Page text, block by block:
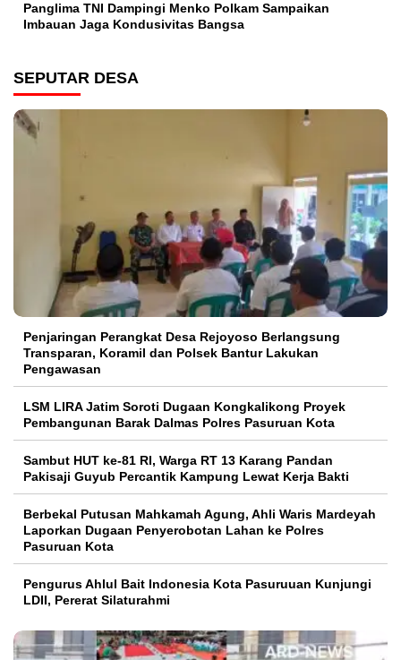
Panglima TNI Dampingi Menko Polkam Sampaikan
Imbauan Jaga Kondusivitas Bangsa
SEPUTAR DESA
Penjaringan Perangkat Desa Rejoyoso Berlangsung
Transparan, Koramil dan Polsek Bantur Lakukan
Pengawasan
LSM LIRA Jatim Soroti Dugaan Kongkalikong Proyek
Pembangunan Barak Dalmas Polres Pasuruan Kota
Sambut HUT ke-81 RI, Warga RT 13 Karang Pandan
Pakisaji Guyub Percantik Kampung Lewat Kerja Bakti
Berbekal Putusan Mahkamah Agung, Ahli Waris Mardeyah
Laporkan Dugaan Penyerobotan Lahan ke Polres
Pasuruan Kota
Pengurus Ahlul Bait Indonesia Kota Pasuruuan Kunjungi
LDII, Pererat Silaturahmi